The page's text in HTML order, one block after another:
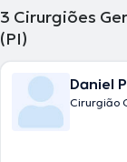
3 Cirurgiões
(PI)
Daniel
Cirurgião